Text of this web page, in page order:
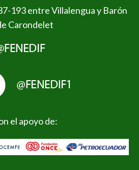
193 entre Villalengua y Barón
Carondelet
el apoyo de: